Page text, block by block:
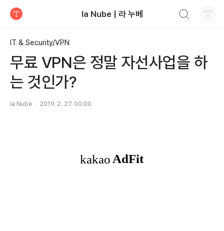
la Nube | 라 누베
IT & Security/VPN
무료 VPN은 정말 자선사업을 하
는 것인가?
la Nube 2019. 2. 27. 00:00